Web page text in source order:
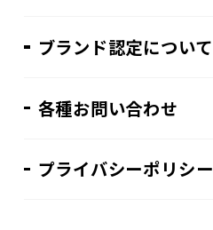
ブランド認定について
各種お問い合わせ
プライバシーポリシー